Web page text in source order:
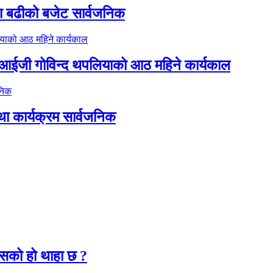
बढीको बजेट सार्वजनिक
गोविन्द थपलियाको आठ महिने कार्यकाल
कार्यक्रम सार्वजनिक
हो थाहा छ ?